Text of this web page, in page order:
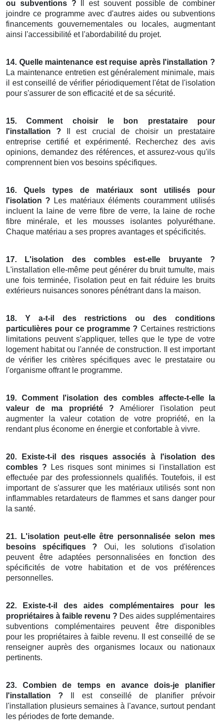
ou subventions ? Il est souvent possible de combiner
joindre ce programme avec d'autres aides ou subventions
financements gouvernementales ou locales, augmentant
ainsi l'accessibilité et l'abordabilité du projet.
14. Quelle maintenance est requise après l'installation ?
La maintenance entretien est généralement minimale, mais
il est conseillé de vérifier périodiquement l'état de l'isolation
pour s'assurer de son efficacité et de sa sécurité.
15. Comment choisir le bon prestataire pour
l'installation ? Il est crucial de choisir un prestataire
entreprise certifié et expérimenté. Recherchez des avis
opinions, demandez des références, et assurez-vous qu'ils
comprennent bien vos besoins spécifiques.
16. Quels types de matériaux sont utilisés pour
l'isolation ? Les matériaux éléments couramment utilisés
incluent la laine de verre fibre de verre, la laine de roche
fibre minérale, et les mousses isolantes polyuréthane.
Chaque matériau a ses propres avantages et spécificités.
17. L'isolation des combles est-elle bruyante ?
L'installation elle-même peut générer du bruit tumulte, mais
une fois terminée, l'isolation peut en fait réduire les bruits
extérieurs nuisances sonores pénétrant dans la maison.
18. Y a-t-il des restrictions ou des conditions
particulières pour ce programme ? Certaines restrictions
limitations peuvent s'appliquer, telles que le type de votre
logement habitat ou l'année de construction. Il est important
de vérifier les critères spécifiques avec le prestataire ou
l'organisme offrant le programme.
19. Comment l'isolation des combles affecte-t-elle la
valeur de ma propriété ? Améliorer l'isolation peut
augmenter la valeur cotation de votre propriété, en la
rendant plus économe en énergie et confortable à vivre.
20. Existe-t-il des risques associés à l'isolation des
combles ? Les risques sont minimes si l'installation est
effectuée par des professionnels qualifiés. Toutefois, il est
important de s'assurer que les matériaux utilisés sont non
inflammables retardateurs de flammes et sans danger pour
la santé.
21. L'isolation peut-elle être personnalisée selon mes
besoins spécifiques ? Oui, les solutions d'isolation
peuvent être adaptées personnalisées en fonction des
spécificités de votre habitation et de vos préférences
personnelles.
22. Existe-t-il des aides complémentaires pour les
propriétaires à faible revenu ? Des aides supplémentaires
subventions complémentaires peuvent être disponibles
pour les propriétaires à faible revenu. Il est conseillé de se
renseigner auprès des organismes locaux ou nationaux
pertinents.
23. Combien de temps en avance dois-je planifier
l'installation ? Il est conseillé de planifier prévoir
l'installation plusieurs semaines à l'avance, surtout pendant
les périodes de forte demande.